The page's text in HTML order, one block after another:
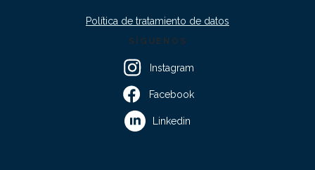
Política de tratamiento de datos
SÍGUENOS
Instagram
Facebook
Linkedin